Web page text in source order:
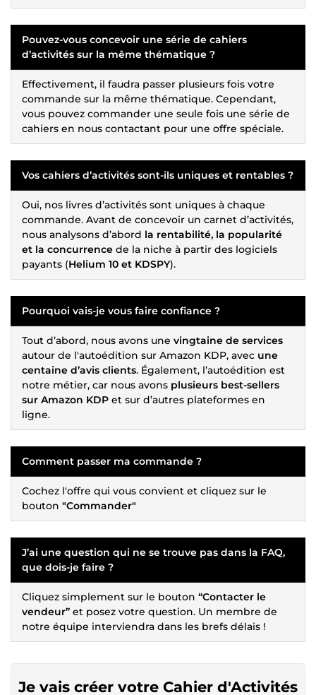
Pouvez-vous concevoir une série de cahiers
d’activités sur la même thématique ?
Effectivement, il faudra passer plusieurs fois votre
commande sur la même thématique. Cependant,
vous pouvez commander une seule fois une série de
cahiers en nous contactant pour une offre spéciale.
Vos cahiers d’activités sont-ils uniques et rentables ?
Oui, nos livres d’activités sont uniques à chaque
commande. Avant de concevoir un carnet d’activités,
nous analysons d’abord la rentabilité, la popularité
et la concurrence de la niche à partir des logiciels
payants (Helium 10 et KDSPY).
Pourquoi vais-je vous faire confiance ?
Tout d’abord, nous avons une vingtaine de services
autour de l'autoédition sur Amazon KDP, avec une
centaine d’avis clients. Également, l’autoédition est
notre métier, car nous avons plusieurs best-sellers
sur Amazon KDP et sur d’autres plateformes en
ligne.
Comment passer ma commande ?
Cochez l'offre qui vous convient et cliquez sur le
bouton "Commander"
J’ai une question qui ne se trouve pas dans la FAQ,
que dois-je faire ?
Cliquez simplement sur le bouton “Contacter le
vendeur” et posez votre question. Un membre de
notre équipe interviendra dans les brefs délais !
Je vais créer votre Cahier d'Activités